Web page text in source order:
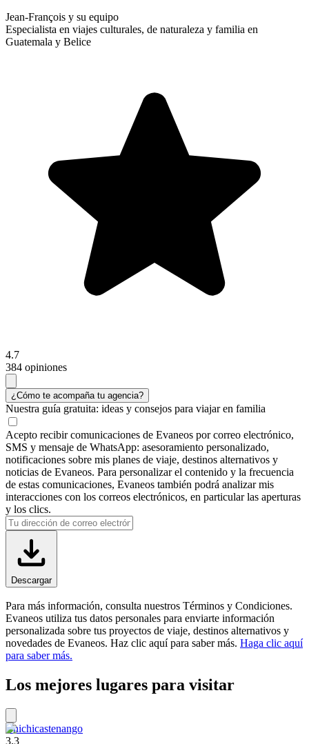
Jean-François y su equipo
Especialista en viajes culturales, de naturaleza y familia en
Guatemala y Belice
4.7
384 opiniones
¿Cómo te acompaña tu agencia?
Nuestra guía gratuita: ideas y consejos para viajar en familia
Acepto recibir comunicaciones de Evaneos por correo electrónico,
SMS y mensaje de WhatsApp: asesoramiento personalizado,
notificaciones sobre mis planes de viaje, destinos alternativos y
noticias de Evaneos. Para personalizar el contenido y la frecuencia
de estas comunicaciones, Evaneos también podrá analizar mis
interacciones con los correos electrónicos, en particular las aperturas
y los clics.
Descargar
Para más información, consulta nuestros Términos y Condiciones.
Evaneos utiliza tus datos personales para enviarte información
personalizada sobre tus proyectos de viaje, destinos alternativos y
novedades de Evaneos. Haz clic aquí para saber más. Haga clic aquí
para saber más.
Los mejores lugares para visitar
Chichicastenango
3.3